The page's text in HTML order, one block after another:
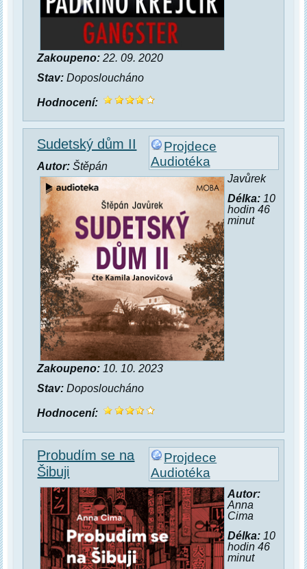
Zakoupeno: 22. 09. 2020
Stav: Doposloucháno
Hodnocení:
Projdece
Audiotéka
Sudetský dům II
Autor: Štěpán
Javůrek
Délka:10
hodin 46
minut
Zakoupeno: 10. 10. 2023
Stav: Doposloucháno
Hodnocení:
Projdece
Audiotéka
Probudím se na
Šibuji
Autor:
Anna
Cima
Délka:10
hodin 46
minut